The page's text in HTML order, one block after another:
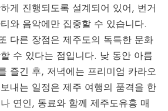
게 진행되도록 설계되어 있어, 번거
와 음악에만 집중할 수 있습니다.
다른 장점은 제주도의 독특한 문화
수 있다는 점입니다. 낮 동안 아름
즐긴 후, 저녁에는 프리미엄 카라오
내는 일정은 제주 여행의 품격을 한
연인, 동료와 함께 제주도유흥 매